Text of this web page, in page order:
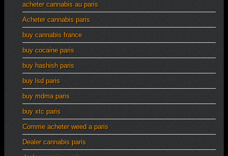
acheter cannabis au paris
Acheter cannabis paris
buy cannabis france
buy cocaine paris
buy hashish paris
buy lsd paris
buy mdma paris
buy xtc paris
Comme acheter weed a paris
Dealer cannabis paris